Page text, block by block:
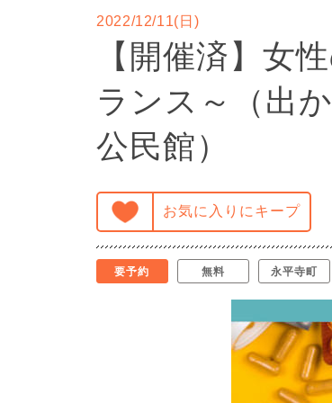
2022/12/11(日)
【開催済】女
ランス～（出
公民館）
お気に入りにキープ
要予約 無料 永平寺町